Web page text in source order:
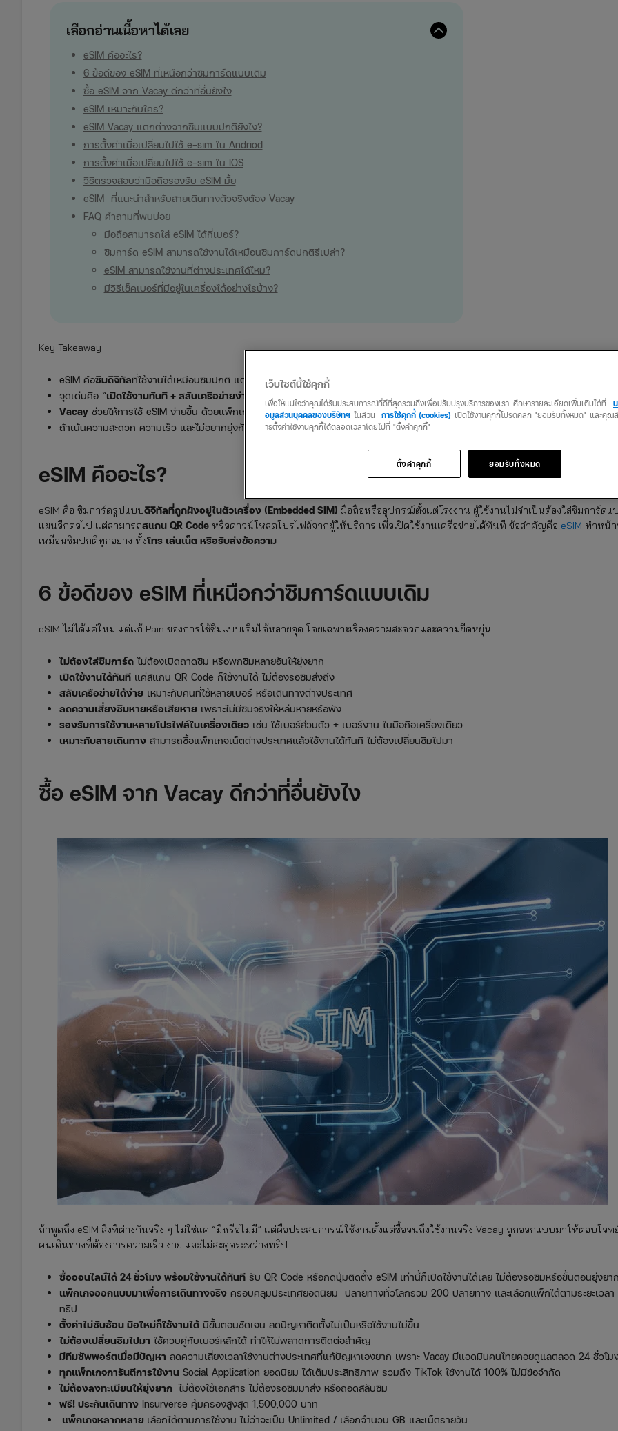
เลือกอ่านเนื้อหาได้เลย
eSIM คืออะไร?
6 ข้อดีของ eSIM ที่เหนือกว่าซิมการ์ดแบบเดิม
ซื้อ eSIM จาก Vacay ดีกว่าที่อื่นยังไง
eSIM เหมาะกับใคร?
eSIM Vacay แตกต่างจากซิมแบบปกติยังไง?
การตั้งค่าเมื่อเปลี่ยนไปใช้ e-sim ใน Andriod
การตั้งค่าเมื่อเปลี่ยนไปใช้ e-sim ใน IOS
วิธีตรวจสอบว่ามือถือรองรับ eSIM มั้ย
eSIM ที่แนะนำสำหร้บสายเดินทางตัวจริงต้อง Vacay
FAQ คำถามที่พบบ่อย
มือถือสามารถใส่ eSIM ได้กี่เบอร์?
ซิมการ์ด eSIM สามารถใช้งานได้เหมือนซิมการ์ดปกติรึเปล่า?
eSIM สามารถใช้งานที่ต่างประเทศได้ไหม?
มีวิธีเช็คเบอร์ที่มีอยู่ในเครื่องได้อย่างไรบ้าง?
Key Takeaway
eSIM คือซิมดิจิทัลที่ใช้งานได้เหมือนซิมปกติ แต่สะดวกกว่าเพราะไม่ต้องใส่ซิมจริง
จุดเด่นคือ “เปิดใช้งานทันที + สลับเครือข่ายง่าย + เหมาะกับคนเดินทาง
Vacay ช่วยให้การใช้ eSIM ง่ายขึ้น ด้วยแพ็กเกจที่ออกแบบมาเพื่อทริปจริงและใช้งานได้ทันที
ถ้าเน้นความสะดวก ความเร็ว และไม่อยากยุ่งกับซิมแบบเดิม eSIM คือทางเลือกที่ตอบโจทย์ที่สุดในตอนนี้
eSIM คืออะไร?
eSIM คือ ซิมการ์ดรูปแบบดิจิทัลที่ถูกฝังอยู่ในตัวเครื่อง (Embedded SIM) มือถือหรืออุปกรณ์ตั้งแต่โรงงาน ผู้ใช้งานไม่จำเป็นต้องใส่ซิมการ์ดแ
แผ่นอีกต่อไป แต่สามารถสแกน QR Code หรือดาวน์โหลดโปรไฟล์จากผู้ให้บริการ เพื่อเปิดใช้งานเครือข่ายได้ทันที ข้อสำคัญคือ eSIM ทำหน้
เหมือนซิมปกติทุกอย่าง ทั้งโทร เล่นเน็ต หรือรับส่งข้อความ
6 ข้อดีของ eSIM ที่เหนือกว่าซิมการ์ดแบบเดิม
eSIM ไม่ได้แค่ใหม่ แต่แก้ Pain ของการใช้ซิมแบบเดิมได้หลายจุด โดยเฉพาะเรื่องความสะดวกและความยืดหยุ่น
ไม่ต้องใส่ซิมการ์ด ไม่ต้องเปิดถาดซิม หรือพกซิมหลายอันให้ยุ่งยาก
เปิดใช้งานได้ทันที แค่สแกน QR Code ก็ใช้งานได้ ไม่ต้องรอซิมส่งถึง
สลับเครือข่ายได้ง่าย เหมาะกับคนที่ใช้หลายเบอร์ หรือเดินทางต่างประเทศ
ลดความเสี่ยงซิมหายหรือเสียหาย เพราะไม่มีซิมจริงให้หล่นหายหรือพัง
รองรับการใช้งานหลายโปรไฟล์ในเครื่องเดียว เช่น ใช้เบอร์ส่วนตัว + เบอร์งาน ในมือถือเครื่องเดียว
เหมาะกับสายเดินทาง สามารถซื้อแพ็กเกจเน็ตต่างประเทศแล้วใช้งานได้ทันที ไม่ต้องเปลี่ยนซิมไปมา
ซื้อ eSIM จาก Vacay ดีกว่าที่อื่นยังไง
ถ้าพูดถึง eSIM สิ่งที่ต่างกันจริง ๆ ไม่ใช่แค่ “มีหรือไม่มี” แต่คือประสบการณ์ใช้งานตั้งแต่ซื้อจนถึงใช้งานจริง Vacay ถูกออกแบบมาให้ตอบโจท
คนเดินทางที่ต้องการความเร็ว ง่าย และไม่สะดุดระหว่างทริป
ซื้อออนไลน์ได้ 24 ชั่วโมง พร้อมใช้งานได้ทันที รับ QR Code หรือกดปุ่มติดตั้ง eSIM เท่านี้ก็เปิดใช้งานได้เลย ไม่ต้องรอซิมหรือขั้นตอนยุ่งยาก
แพ็กเกจออกแบบมาเพื่อการเดินทางจริง ครอบคลุมประเทศยอดนิยม ปลายทางทั่วโลกรวม 200 ปลายทาง และเลือกแพ็กได้ตามระยะเวลา
ทริป
ตั้งค่าไม่ซับซ้อน มือใหม่ก็ใช้งานได้ มีขั้นตอนชัดเจน ลดปัญหาติดตั้งไม่เป็นหรือใช้งานไม่ขึ้น
ไม่ต้องเปลี่ยนซิมไปมา ใช้ควบคู่กับเบอร์หลักได้ ทำให้ไม่พลาดการติดต่อสำคัญ
มีทีมซัพพอร์ตเมื่อมีปัญหา ลดความเสี่ยงเวลาใช้งานต่างประเทศที่แก้ปัญหาเองยาก เพราะ Vacay มีแอดมินคนไทยคอยดูแลตลอด 24 ชั่วโม
ทุกแพ็กเกจการันตีการใช้งาน Social Application ยอดนิยม ได้เต็มประสิทธิภาพ รวมถึง TikTok ใช้งานได้ 100% ไม่มีข้อจำกัด
ไม่ต้องลงทะเบียนให้ยุ่งยาก ไม่ต้องใช้เอกสาร ไม่ต้องรอซิมมาส่ง หรือถอดสลับซิม
ฟรี! ประกันเดินทาง Insurverse คุ้มครองสูงสุด 1,500,000 บาท
แพ็กเกจหลากหลาย เลือกได้ตามการใช้งาน ไม่ว่าจะเป็น Unlimited / เลือกจำนวน GB และเน็ตรายวัน
เว็บไซต์นี้ใช้คุกกี้
เพื่อให้แน่ใจว่าคุณได้รับประสบการณ์ที่ดีที่สุดรวมถึงเพื่อปรับปรุงบริการของเรา ศึกษารายละเอียดเพิ่มเติมได้ที่
อมูลส่วนบุคคลของบริษัทฯ ในส่วน การใช้คุกกี้ (cookies) เปิดใช้งานคุกกี้โปรดคลิก "ยอมรับทั้งหมด" และคุณ
ารตั้งค่าใช้งานคุกกี้ได้ตลอดเวลาโดยไปที่ "ตั้งค่าคุกกี้"
ยอมรับทั้งหมด
ตั้งค่าคุกกี้